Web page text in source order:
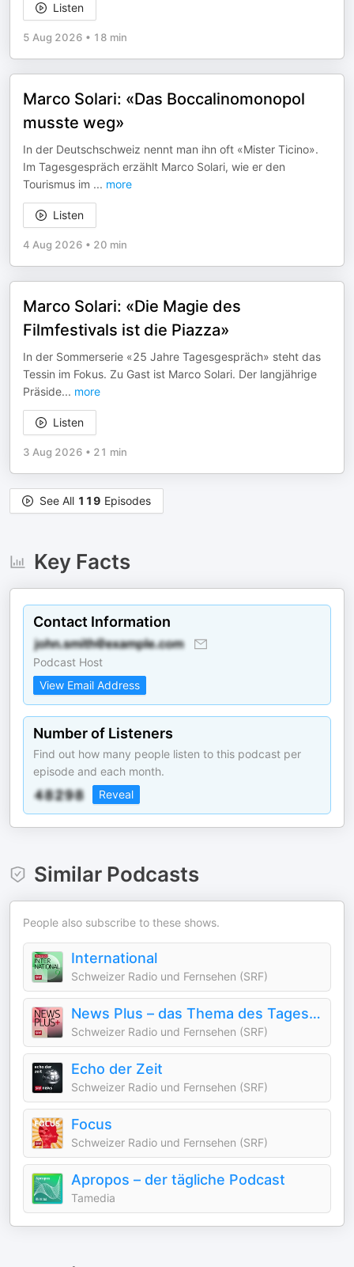
Listen
5 Aug 2026 • 18 min
Marco Solari: «Das Boccalinomonopol
musste weg»
In der Deutschschweiz nennt man ihn oft «Mister Ticino».
Im Tagesgespräch erzählt Marco Solari, wie er den
Tourismus im ... more
Listen
4 Aug 2026 • 20 min
Marco Solari: «Die Magie des
Filmfestivals ist die Piazza»
In der Sommerserie «25 Jahre Tagesgespräch» steht das
Tessin im Fokus. Zu Gast ist Marco Solari. Der langjährige
Präside... more
Listen
3 Aug 2026 • 21 min
See All 119 Episodes
Key Facts
Contact Information
Podcast Host
View Email Address
Number of Listeners
Find out how many people listen to this podcast per
episode and each month.
Reveal
Similar Podcasts
People also subscribe to these shows.
International
Schweizer Radio und Fernsehen (SRF)
News Plus – das Thema des Tages in 15 Minuten
Schweizer Radio und Fernsehen (SRF)
Echo der Zeit
Schweizer Radio und Fernsehen (SRF)
Focus
Schweizer Radio und Fernsehen (SRF)
Apropos – der tägliche Podcast
Tamedia